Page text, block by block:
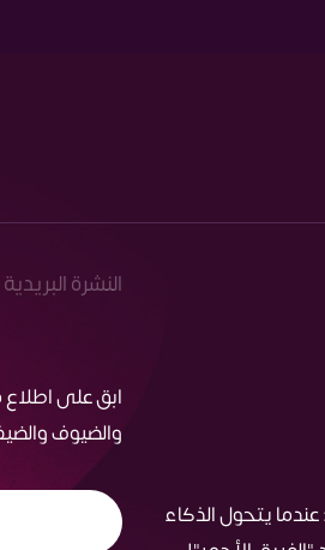
عندما يتحول الذكاء
النشرة البريدية
ابق على
والضيوف